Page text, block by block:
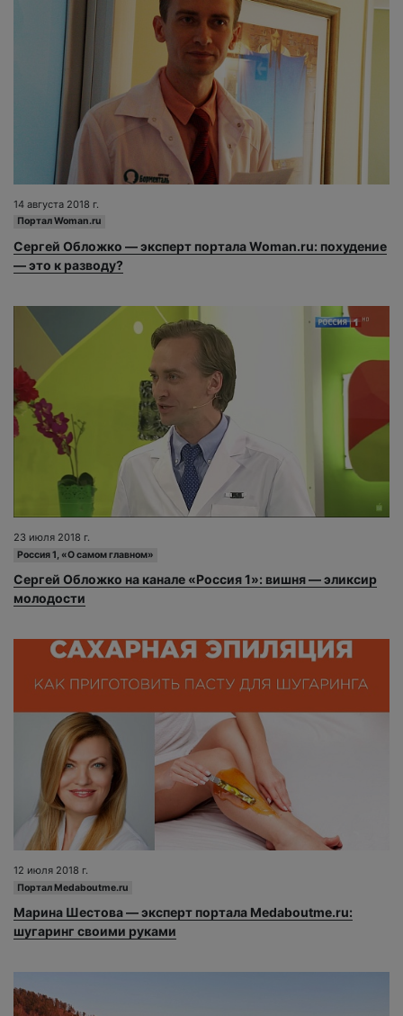
14 августа 2018 г.
Портал Woman.ru
Сергей Обложко — эксперт портала Woman.ru: похудение
— это к разводу?
23 июля 2018 г.
Россия 1, «О самом главном»
Сергей Обложко на канале «Россия 1»: вишня — эликсир
молодости
12 июля 2018 г.
Портал Medaboutme.ru
Марина Шестова — эксперт портала Medaboutme.ru:
шугаринг своими руками